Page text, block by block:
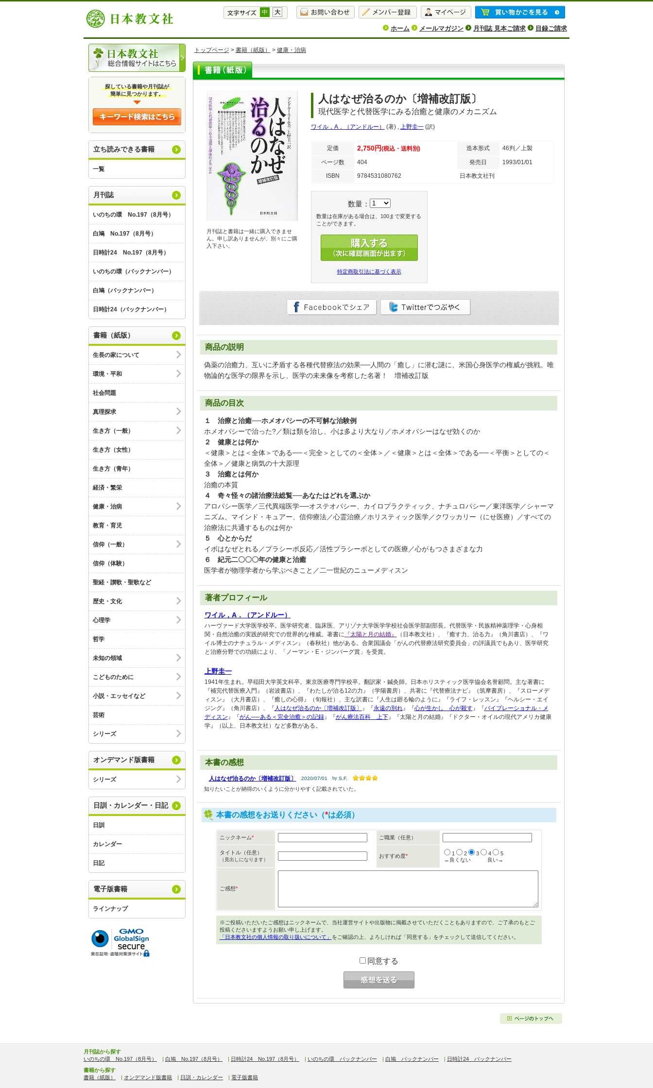
中 大
ホーム メールマガジン 月刊誌 見本ご請求 目録ご請求
探している書籍や月刊誌が
簡単に見つかります。
立ち読みできる書籍
一覧
月刊誌
いのちの環 No.197（8月号）
白鳩 No.197（8月号）
日時計24 No.197（8月号）
いのちの環（バックナンバー）
白鳩（バックナンバー）
日時計24（バックナンバー）
書籍（紙版）
生長の家について
環境・平和
社会問題
真理探求
生き方（一般）
生き方（女性）
生き方（青年）
経済・繁栄
健康・治病
教育・育児
信仰（一般）
信仰（体験）
聖経・讃歌・聖歌など
歴史・文化
心理学
哲学
未知の領域
こどものために
小説・エッセイなど
芸術
シリーズ
オンデマンド版書籍
シリーズ
日訓・カレンダー・日記
日訓
カレンダー
日記
電子版書籍
ラインナップ
トップページ > 書籍（紙版） > 健康・治病
月刊誌と書籍は一緒に購入できませ
ん。申し訳ありませんが、別々にご購
入下さい。
人はなぜ治るのか〔増補改訂版〕
現代医学と代替医学にみる治癒と健康のメカニズム
ワイル，A．（アンドルー） (著), 上野圭一 (訳)
定価 2,750円(税込・送料別) 造本形式 46判／上製
ページ数 404 発売日
1993/01/01
ISBN
9784531080762 日本教文社刊
数量：
数量は在庫がある場合は、100まで変更する
ことができます。
特定商取引法に基づく表示
商品の説明
偽薬の治癒力、互いに矛盾する各種代替療法の効果──人間の「癒し」に潜む謎に、米国心身医学の権威が挑戦。唯
物論的な医学の限界を示し、医学の未来像を考察した名著！ 増補改訂版
商品の目次
１ 治療と治癒──ホメオパシーの不可解な治験例
ホメオパシーで治った?／類は類を治し、小は多より大なり／ホメオパシーはなぜ効くのか
２ 健康とは何か
＜健康＞とは＜全体＞である──＜完全＞としての＜全体＞／＜健康＞とは＜全体＞である──＜平衡＞としての＜
全体＞／健康と病気の十大原理
３ 治癒とは何か
治癒の本質
４ 奇々怪々の諸治療法総覧──あなたはどれを選ぶか
アロパシー医学／三代異端医学──オステオパシー、カイロプラクティック、ナチュロパシー／東洋医学／シャーマ
ニズム、マインド・キュアー、信仰療法／心霊治療／ホリスティック医学／クワッカリー（にせ医療）／すべての
治療法に共通するものは何か
５ 心とからだ
イボはなぜとれる／プラシーボ反応／活性プラシーボとしての医療／心がもつさまざまな力
６ 紀元二〇〇〇年の健康と治癒
医学者が物理学者から学ぶべきこと／二一世紀のニューメディスン
著者プロフィール
ワイル，A．（アンドルー）
ハーヴァード大学医学校卒。医学研究者、臨床医、アリゾナ大学医学学校社会医学部副部長。代替医学・民族精神薬理学・心身相
関・自然治癒の実践的研究での世界的な権威。著書に 『太陽と月の結婚』
（日本教文社）、『癒す力、治る力』（角川書店）、『ワ
イル博士のナチュラル・メディスン』（春秋社）他がある。合衆国議会「がんの代替療法研究委員会」の評議員でもあり、医学研究
と治療分野での功績により、「ノーマン・E・ジンバーグ賞」を受賞。
上野圭一
1941年生まれ。早稲田大学英文科卒。東京医療専門学校卒。翻訳家・鍼灸師。日本ホリスティック医学協会名誉顧問。主な著書に
『補完代替医療入門』（岩波書店）、『わたしが治る12の力』（学陽書房）、共著に『代替療法ナビ』（筑摩書房）、『スローメデ
ィスン』（大月書店）、『癒しの心得』（旬報社）、主な訳書に『人生は廻る輪のように』『ライフ・レッスン』『ヘルシー・エイ
ジング』（角川書店）、『 人はなぜ治るのか〔増補改訂版〕 』『永遠の別れ』『心が生かし 心が殺す』『バイブレーショナル・メ
ディスン』『がん──ある＜完全治癒＞の記録』『がん療法百科 上下』『太陽と月の結婚』『ドクター・オイルの現代アメリカ健康
学』（以上、日本教文社）など多数がある。
本書の感想
人はなぜ治るのか〔増補改訂版〕 2020/07/01 by S.F.
知りたいことが納得のいくように分かりやすく記載されていた。
本書の感想をお送りください（*は必須）
ニックネーム* ご職業（任意）
タイトル（任意）
（見出しになります）
おすすめ度* 1 2 3 4
5
←良くない
良い→
ご感想*
※ご投稿いただいたご感想はニックネームで、当社運営サイトや出版物に掲載させていただくこともありますので、ご了承のもとご
投稿くださいますようお願い申し上げます。
「日本教文社の個人情報の取り扱いについて」 をご確認の上、よろしければ「同意する」をチェックして送信してください。
同意する
月刊誌から探す
いのちの環 No.197（8月号）
| 白鳩 No.197（8月号） | 日時計24 No.197（8月号） | いのちの環 バックナンバー | 白鳩 バックナンバー | 日時計24 バックナンバー
書籍から探す
書籍（紙版）
| オンデマンド版書籍 | 日訓・カレンダー | 電子版書籍